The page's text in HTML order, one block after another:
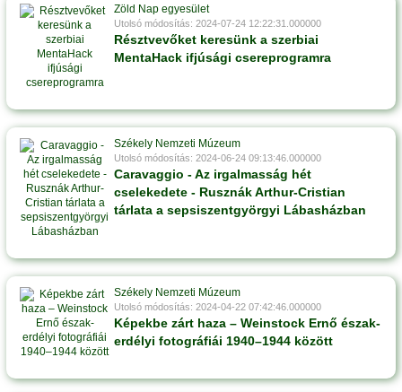
Zöld Nap egyesület
Utolsó módosítás: 2024-07-24 12:22:31.000000
Résztvevőket keresünk a szerbiai
MentaHack ifjúsági csereprogramra
Székely Nemzeti Múzeum
Utolsó módosítás: 2024-06-24 09:13:46.000000
Caravaggio - Az irgalmasság hét
cselekedete - Rusznák Arthur-Cristian
tárlata a sepsiszentgyörgyi Lábasházban
Székely Nemzeti Múzeum
Utolsó módosítás: 2024-04-22 07:42:46.000000
Képekbe zárt haza – Weinstock Ernő észak-
erdélyi fotográfiái 1940–1944 között